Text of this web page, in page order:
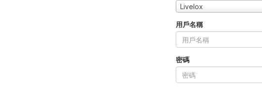
Livelox
用戶名稱
密碼